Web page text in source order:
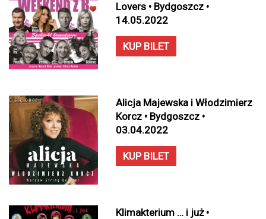
Lovers • Bydgoszcz •
14.05.2022
KUP BILET
Alicja Majewska i Włodzimierz
Korcz • Bydgoszcz •
03.04.2022
KUP BILET
Klimakterium … i już •